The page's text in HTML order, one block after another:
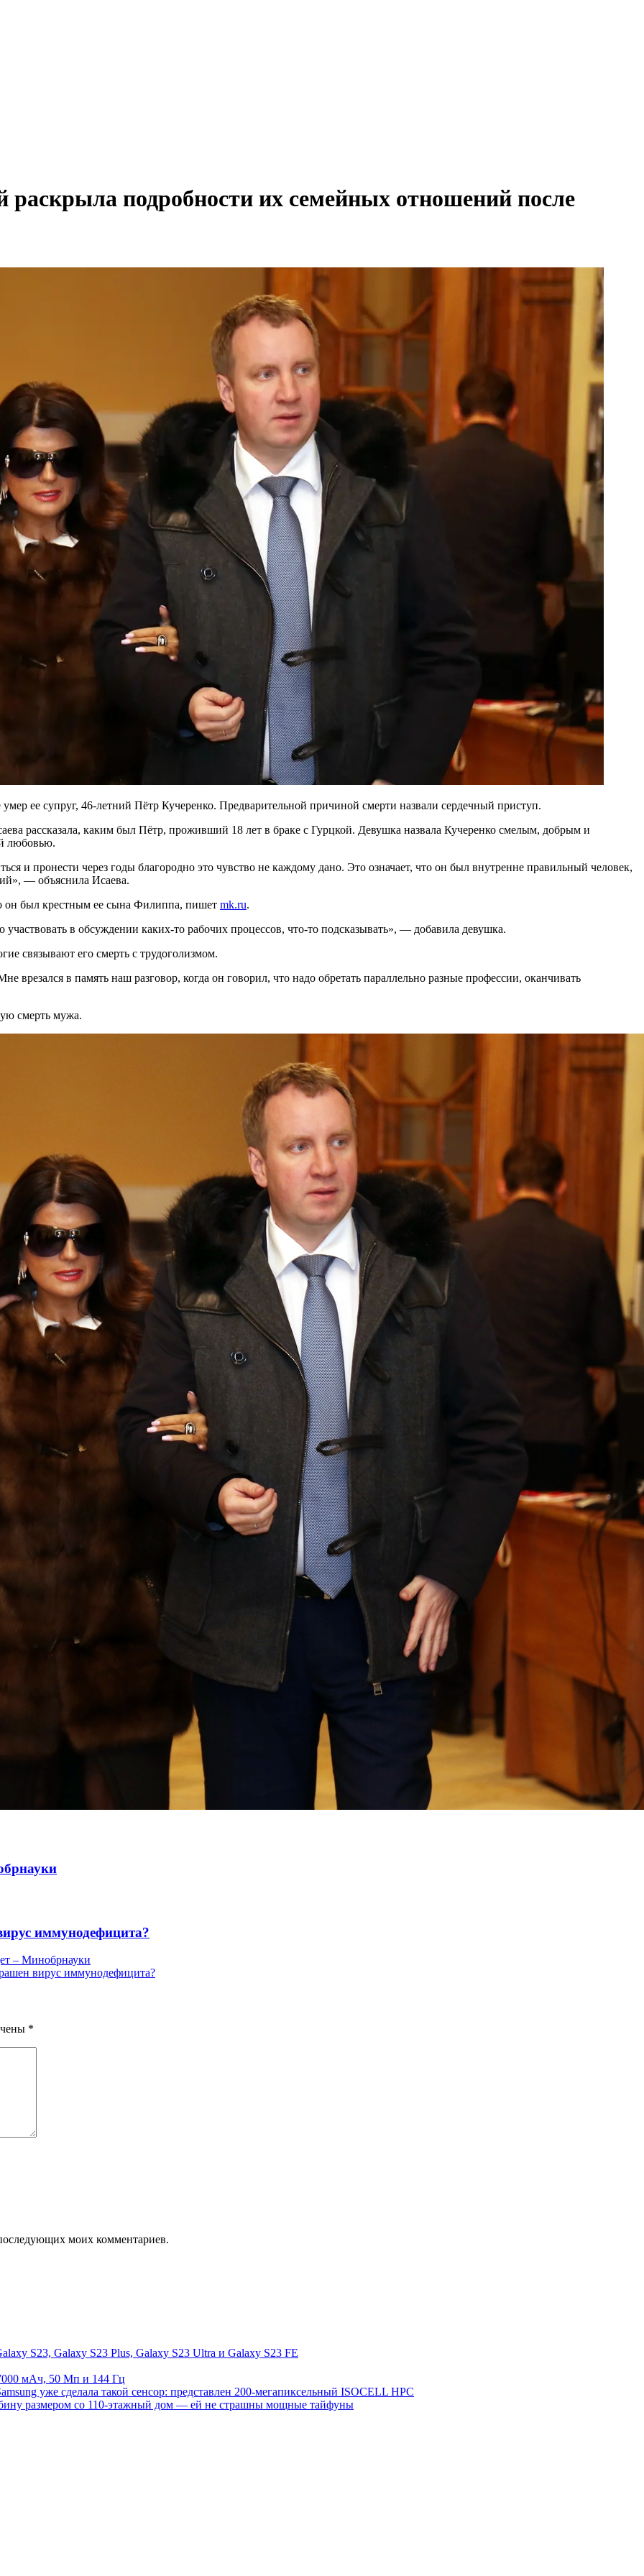
подробности их семейных отношений после
ее супруг, 46-летний Пётр Кучеренко. Предварительной причиной смерти назвали сердечный приступ.
рассказала, каким был Пётр, проживший 18 лет в браке с Гурцкой. Девушка назвала Кучеренко смелым, добрым и
любовью.
и пронести через годы благородно это чувство не каждому дано. Это означает, что он был внутренне правильный человек,
— объяснила Исаева.
он был крестным ее сына Филиппа, пишет mk.ru.
в обсуждении каких-то рабочих процессов, что-то подсказывать», — добавила девушка.
связывают его смерть с трудоголизмом.
врезался в память наш разговор, когда он говорил, что надо обретать параллельно разные профессии, оканчивать
смерть мужа.
иммунодефицита?
– Минобрнауки
вирус иммунодефицита?
*
моих комментариев.
S23, Galaxy S23 Plus, Galaxy S23 Ultra и Galaxy S23 FE
мАч, 50 Мп и 144 Гц
уже сделала такой сенсор: представлен 200-мегапиксельный ISOCELL HPC
размером со 110-этажный дом — ей не страшны мощные тайфуны